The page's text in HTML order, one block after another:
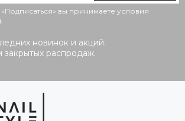
вы принимаете условия
.
новинок и акций.
закрытых распродаж.